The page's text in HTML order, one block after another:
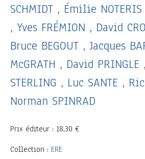
SCHMIDT , Émilie NOTERIS
, Yves FRÉMION , David
Bruce BEGOUT , Jacques
McGRATH , David PRINGLE ,
STERLING , Luc SANTE ,
Norman SPINRAD
Prix éditeur : 18,30 €
Collection : ERE